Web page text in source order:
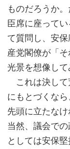
ものだろうか
臣席に座って
て質問し、安
産党閣僚が「
光景を想像して
これは決して
にもとづくな
先頭に立たな
当然、議会で
としては安保